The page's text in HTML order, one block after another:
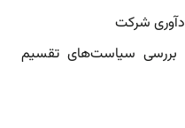
شرکت
بررسی سیاست‌های تقسیم